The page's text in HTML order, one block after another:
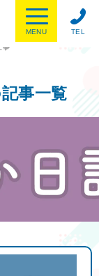
TEL
MENU
事
事一覧